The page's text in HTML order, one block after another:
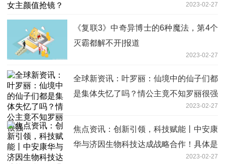
2023-02-27
《复联3》中奇异博士的6种魔法，第4个
灭霸都解不开|报道
2023-02-27
全球新资讯：叶罗丽：仙境中的仙子们都
是集体失忆了吗？情公主竟不知罗丽很强
2023-02-27
焦点资讯：创新引领，科技赋能丨中安康
华与济因生物科技达成战略合作！具体是
2023-02-27